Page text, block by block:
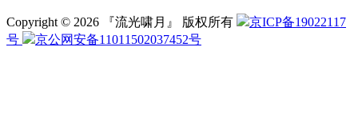
Copyright © 2026 『流光啸月』 版权所有
京ICP备19022117
号
京公网安备11011502037452号